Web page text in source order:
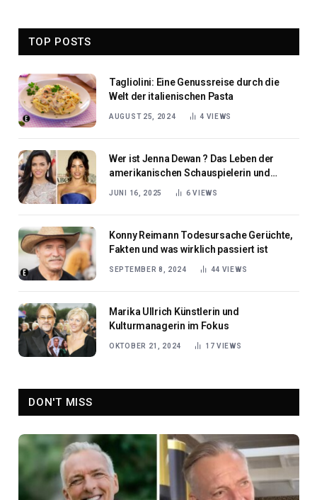
TOP POSTS
Tagliolini: Eine Genussreise durch die
Welt der italienischen Pasta
AUGUST 25, 2024 4 VIEWS
Wer ist Jenna Dewan ? Das Leben der
amerikanischen Schauspielerin und
JUNI 16, 2025 6VIEWS
Konny Reimann Todesursache Gerüchte,
Fakten und was wirklich passiert ist
SEPTEMBER 8, 2024 44 VIEWS
Marika Ullrich Künstlerin und
Kulturmanagerin im Fokus
OKTOBER 21, 2024 17VIEWS
DON'T MISS